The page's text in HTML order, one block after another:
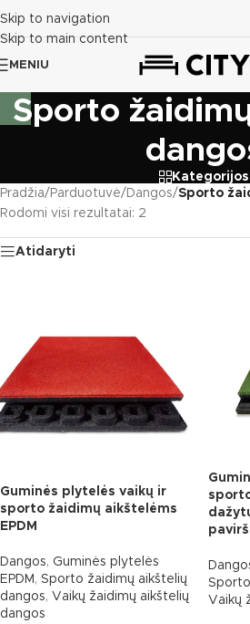
Skip to navigation
Skip to main content
MENIU
Sporto
Kategorijos
Pradžia/ Parduotuvė/ Dangos/Sporto
Rodomi visi rezultatai: 2
Atidaryti
Guminės plytelės vaikų ir
sporto žaidimų aikštelėms
EPDM
Dangos, Guminės plytelės
EPDM , Sporto žaidimų aikštelių
dangos, Vaikų žaidimų aikštelių
dangos
Vaikų